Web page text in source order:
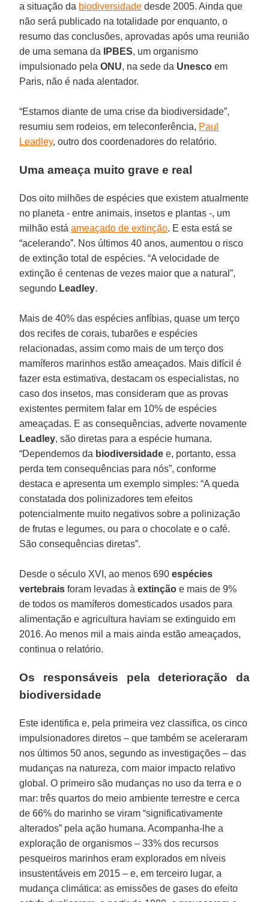
a situação da biodiversidade desde 2005. Ainda que
não será publicado na totalidade por enquanto, o
resumo das conclusões, aprovadas após uma reunião
de uma semana da
IPBES, um organismo
impulsionado pelaONU, na sede da Unesco em
Paris, não é nada alentador.
“Estamos diante de uma crise da biodiversidade”,
resumiu sem rodeios, em teleconferência, Paul
Leadley, outro dos coordenadores do relatório.
Uma ameaça muito grave e real
Dos oito milhões de espécies que existem atualmente
no planeta - entre animais, insetos e plantas -, um
milhão estáameaçado de extinção. E esta está se
“acelerando”. Nos últimos 40 anos, aumentou o risco
de extinção total de espécies. “A velocidade de
extinção é centenas de vezes maior que a natural”,
segundo Leadley.
Mais de 40% das espécies anfíbias, quase um terço
dos recifes de corais, tubarões e espécies
relacionadas, assim como mais de um terço dos
mamíferos marinhos estão ameaçados. Mais difícil é
fazer esta estimativa, destacam os especialistas, no
caso dos insetos, mas consideram que as provas
existentes permitem falar em 10% de espécies
ameaçadas. E as consequências, adverte novamente
Leadley, são diretas para a espécie humana.
“Dependemos da biodiversidade e, portanto, essa
perda tem consequências para nós”, conforme
destaca e apresenta um exemplo simples: “A queda
constatada dos polinizadores tem efeitos
potencialmente muito negativos sobre a polinização
de frutas e legumes, ou para o chocolate e o café.
São consequências diretas”.
Desde o século XVI, ao menos 690espécies
vertebrais foram levadas àextinção e mais de 9%
de todos os mamíferos domesticados usados para
alimentação e agricultura haviam se extinguido em
2016. Ao menos mil a mais ainda estão ameaçados,
continua o relatório.
Os responsáveis pela deterioração da
biodiversidade
Este identifica e, pela primeira vez classifica, os cinco
impulsionadores diretos – que também se aceleraram
nos últimos 50 anos, segundo as investigações – das
mudanças na natureza, com maior impacto relativo
global. O primeiro são mudanças no uso da terra e o
mar: três quartos do meio ambiente terrestre e cerca
de 66% do marinho se viram “significativamente
alterados” pela ação humana. Acompanha-lhe a
exploração de organismos – 33% dos recursos
pesqueiros marinhos eram explorados em níveis
insustentáveis em 2015 – e, em terceiro lugar, a
mudança climática: as emissões de gases do efeito